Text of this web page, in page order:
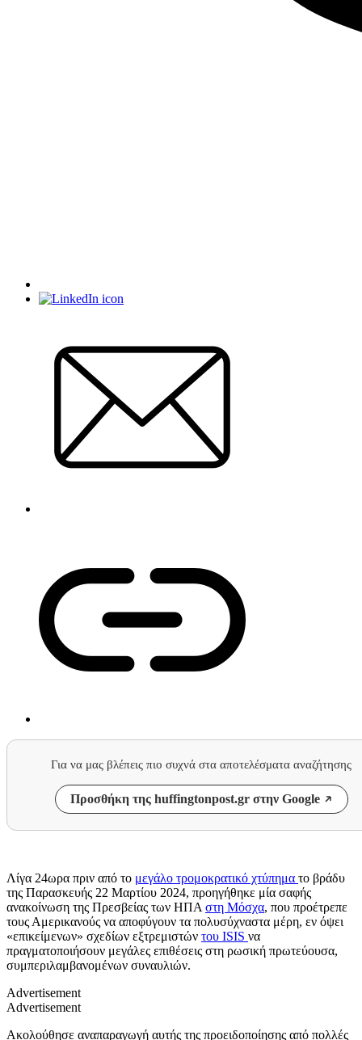
Για να μας βλέπεις πιο συχνά στα αποτελέσματα αναζήτησης
Προσθήκη της huffingtonpost.gr στην Google
Λίγα 24ωρα πριν από το μεγάλο τρομοκρατικό χτύπημα το βράδυ
της Παρασκευής 22 Μαρτίου 2024, προηγήθηκε μία σαφής
ανακοίνωση της Πρεσβείας των ΗΠΑ στη Μόσχα, που προέτρεπε
τους Αμερικανούς να αποφύγουν τα πολυσύχναστα μέρη, εν όψει
«επικείμενων» σχεδίων εξτρεμιστών του ISIS να
πραγματοποιήσουν μεγάλες επιθέσεις στη ρωσική πρωτεύουσα,
συμπεριλαμβανομένων συναυλιών.
Advertisement
Advertisement
Ακολούθησε αναπαραγωγή αυτής της προειδοποίησης από πολλές